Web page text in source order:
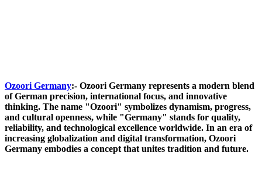
Ozoori Germany:- Ozoori Germany represents a modern blend
of German precision, international focus, and innovative
thinking. The name "Ozoori" symbolizes dynamism, progress,
and cultural openness, while "Germany" stands for quality,
reliability, and technological excellence worldwide. In an era of
increasing globalization and digital transformation, Ozoori
Germany embodies a concept that unites tradition and future.